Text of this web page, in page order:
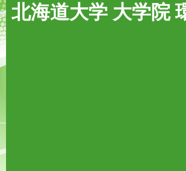
北海道大学 大学院